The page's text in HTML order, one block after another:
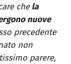
chela
nuove
precedente
non
parere,